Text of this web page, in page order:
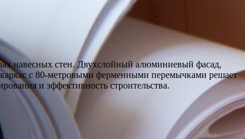
навесных стен. Двухслойный алюминиевый фасад,
с 80-метровыми ферменными перемычками решает
и эффективность строительства.